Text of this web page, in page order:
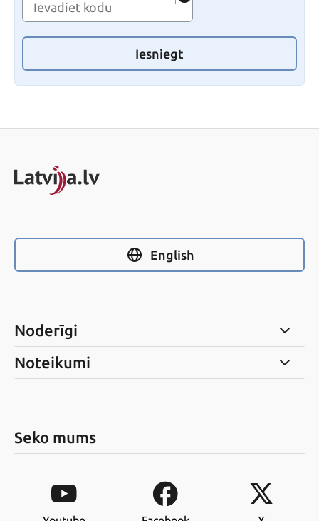
Iesniegt
English
Noderīgi
Noteikumi
Seko mums